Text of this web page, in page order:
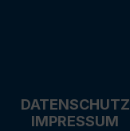
DATENSCHUTZ
IMPRESSUM